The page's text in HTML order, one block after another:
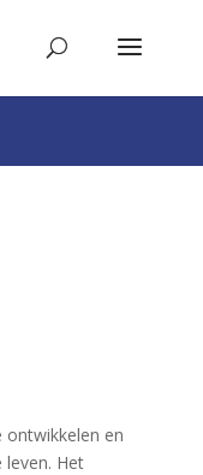
ontwikkelen en
Het